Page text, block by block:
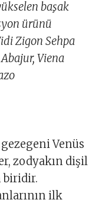
başak
ürünü
Zigon Sehpa
Abajur, Viena
Venüs
zodyakın dişil
biridir.
ilk